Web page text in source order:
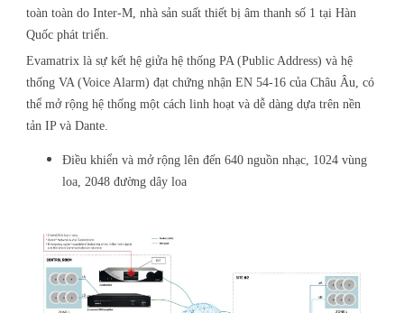
toàn toàn do Inter-M, nhà sản suất thiết bị âm thanh số 1 tại Hàn
Quốc phát triển.
Evamatrix là sự kết hệ giửa hệ thống PA (Public Address) và hệ
thống VA (Voice Alarm) đạt chứng nhận EN 54-16 của Châu Âu, có
thể mở rộng hệ thống một cách linh hoạt và dễ dàng dựa trên nền
tản IP và Dante.
Điều khiển và mở rộng lên đến 640 nguồn nhạc, 1024 vùng
loa, 2048 đường dây loa